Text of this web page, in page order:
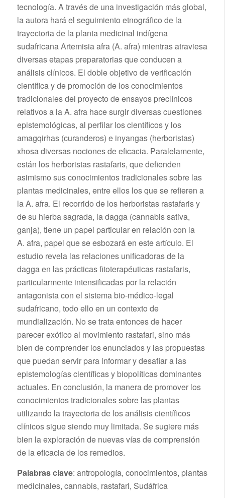
tecnología. A través de una investigación más global,
la autora hará el seguimiento etnográfico de la
trayectoria de la planta medicinal indígena
sudafricana Artemisia afra (A. afra) mientras atraviesa
diversas etapas preparatorias que conducen a
análisis clínicos. El doble objetivo de verificación
científica y de promoción de los conocimientos
tradicionales del proyecto de ensayos preclínicos
relativos a la A. afra hace surgir diversas cuestiones
epistemológicas, al perfilar los científicos y los
amagqirhas (curanderos) e inyangas (herboristas)
xhosa diversas nociones de eficacia. Paralelamente,
están los herboristas rastafaris, que defienden
asimismo sus conocimientos tradicionales sobre las
plantas medicinales, entre ellos los que se refieren a
la A. afra. El recorrido de los herboristas rastafaris y
de su hierba sagrada, la dagga (cannabis sativa,
ganja), tiene un papel particular en relación con la
A. afra, papel que se esbozará en este artículo. El
estudio revela las relaciones unificadoras de la
dagga en las prácticas fitoterapéuticas rastafaris,
particularmente intensificadas por la relación
antagonista con el sistema bio-médico-legal
sudafricano, todo ello en un contexto de
mundialización. No se trata entonces de hacer
parecer exótico al movimiento rastafari, sino más
bien de comprender los enunciados y las propuestas
que puedan servir para informar y desafiar a las
epistemologías científicas y biopolíticas dominantes
actuales. En conclusión, la manera de promover los
conocimientos tradicionales sobre las plantas
utilizando la trayectoria de los análisis científicos
clínicos sigue siendo muy limitada. Se sugiere más
bien la exploración de nuevas vías de comprensión
de la eficacia de los remedios.
Palabras clave: antropología, conocimientos, plantas
medicinales, cannabis, rastafari, Sudáfrica